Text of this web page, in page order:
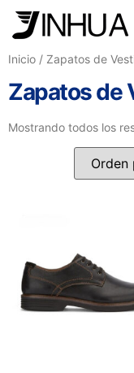
Inicio / Zapatos de
Zapatos de
Mostrando todos los